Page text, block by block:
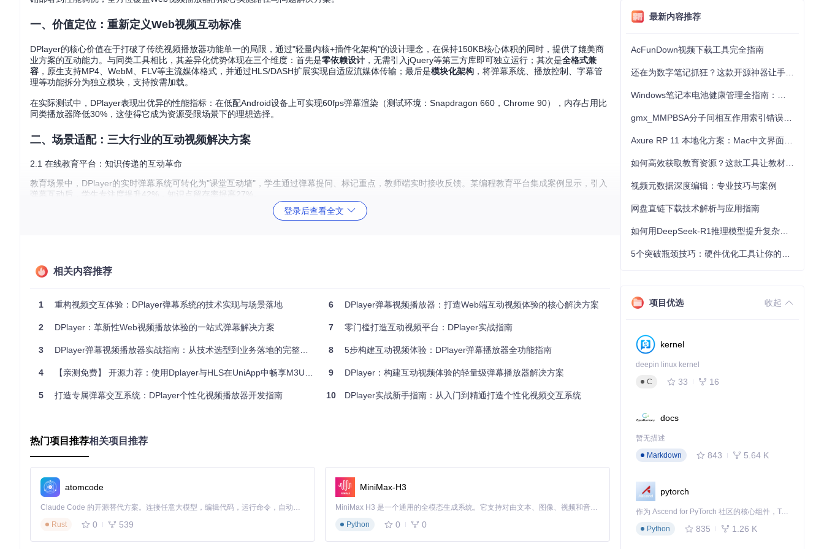
一、价值定位：重新定义Web视频互动标准
DPlayer的核心价值在于打破了传统视频播放器功能单一的局限，通过"轻量内核+插件化架构"的设计理念，在保持150KB核心体积的同时，提供了媲美商
业方案的互动能力。与同类工具相比，其差异化优势体现在三个维度：首先是零依赖设计 ，无需引入jQuery等第三方库即可独立运行；其次是全格式兼
容 ，原生支持MP4、WebM、FLV等主流媒体格式，并通过HLS/DASH扩展实现自适应流媒体传输；最后是模块化架构 ，将弹幕系统、播放控制、字幕管
理等功能拆分为独立模块，支持按需加载。
在实际测试中，DPlayer表现出优异的性能指标：在低配Android设备上可实现60fps弹幕渲染（测试环境：Snapdragon 660，Chrome 90），内存占用比
同类播放器降低30%，这使得它成为资源受限场景下的理想选择。
二、场景适配：三大行业的互动视频解决方案
2.1 在线教育平台：知识传递的互动革命
教育场景中，DPlayer的实时弹幕系统可转化为"课堂互动墙"，学生通过弹幕提问、标记重点，教师端实时接收反馈。某编程教育平台集成案例显示，引入
弹幕互动后，学生专注度提升42%，知识点留存率提高27%。
2.2 游戏直播平台：打造第二现场互动
同时在线1000+观众的弹幕互动，服务器响应延迟稳定在80ms以内。
实施要点：
配置WebSocket连接：danmaku: { api: 'wss://your-server/danmaku' }
启用高性能渲染模式：
实现礼物特效接口：onGift: (gift) => { /* 处理礼物动画 */ }
企业培训场景要求精确控制视频进度与学习轨迹，DPlayer的进度锁定与断点续播功能完美契合这一需求。某制造业企业培训平台数据显示，使用DPlayer
设置强制观看进度：
实现学习数据上报：onTimeUpdate: (time) => { reportProgress(time) }
集成课程章节管理：
三、实施路径：三级部署方案满足不同需求
3.1 基础版：5分钟快速启动
登录后查看全文
相关内容推荐
1 重构视频交互体验：DPlayer弹幕系统的技术实现与场景落地
2 DPlayer：革新性Web视频播放体验的一站式弹幕解决方案
3 DPlayer弹幕视频播放器实战指南：从技术选型到业务落地的完整解决方案
4 【亲测免费】 开源力荐：使用Dplayer与HLS在UniApp中畅享M3U8视频播放
5 打造专属弹幕交互系统：DPlayer个性化视频播放器开发指南
6 DPlayer弹幕视频播放器：打造Web端互动视频体验的核心解决方案
7 零门槛打造互动视频平台：DPlayer实战指南
8 5步构建互动视频体验：DPlayer弹幕播放器全功能指南
9 DPlayer：构建互动视频体验的轻量级弹幕播放器解决方案
10 DPlayer实战新手指南：从入门到精通打造个性化视频交互系统
热门项目推荐相关项目推荐
atomcode
Claude Code 的开源替代方案。连接任意大模型，编辑代码，运行命令，自动验证 — 全自动执行。用 Rust 构建，极致性能。 ｜ An open-source alternative to Claude Code. Connect any LLM, edit code, run commands, and verify changes — autonomously. Built in Rust for speed. Get Started
Rust
0 539
MiniMax-H3
MiniMax H3 是一个通用的全模态生成系统。它支持对由文本、图像、视频和音频组成的多模态上下文进行统一理解，并能生成分辨率高达 2K、时长可达 15 秒的带原生立体声音频的视频。得益于面向任务泛化的系统设计，H3 在预训练阶段就已具备广泛的多模态上下文理解与生成能力，能够出色地执行复杂的多模态指令。
Python
0 0
最新内容推荐
AcFunDown视频下载工具完全指南
视频元数据深度编辑：专业技巧与案例
网盘直链下载技术解析与应用指南
项目优选 收起
kernel
deepin linux kernel
C
33 16
docs
暂无描述
Markdown
843 5.64 K
pytorch
作为 Ascend for PyTorch 社区的核心组件，TorchNPU 是昇腾专为 PyTorch 打造的深度学习适配插件，使 PyTorch 框架能够直接调用昇腾 NPU，为开发者提供昇腾 AI 处理器的超强算力。
Python
835 1.26 K